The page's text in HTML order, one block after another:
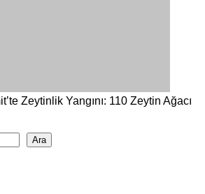
Zeytinlik Yangını: 110 Zeytin Ağacı
Ara